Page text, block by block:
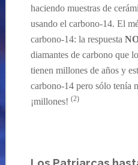
haciendo muestras de
usando el carbono-14. El
carbono-14: la respuesta
diamantes de carbono que
tienen millones de años y
carbono-14 pero sólo tenía
¡millones! (2)